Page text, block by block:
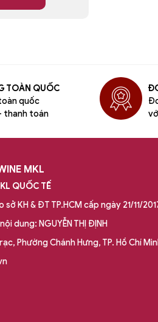
TOÀN QUỐC
quốc
thanh toán
MKL
QUỐC TẾ
KH & ĐT TP.HCM cấp ngày 21/11/
dung: NGUYỄN THỊ ĐỊNH
Phường Chánh Hưng, TP. Hồ Chí